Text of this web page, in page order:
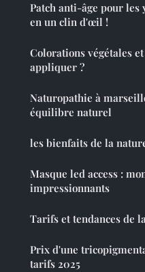
Patch anti-âge pour
en un clin d'œil !
Colorations végétales
appliquer ?
Naturopathie à
équilibre naturel
les bienfaits de la
Masque led access :
impressionnants
Tarifs et tendances de
Prix d'une
tarifs 2025